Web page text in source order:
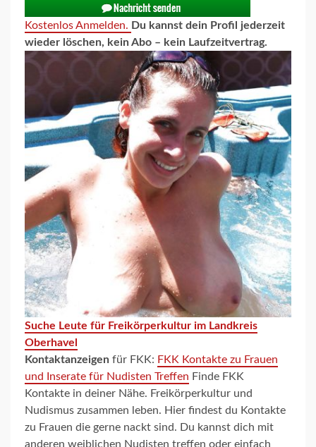
Kostenlos Anmelden. Du kannst dein Profil jederzeit
wieder löschen, kein Abo – kein Laufzeitvertrag.
Suche Leute für Freikörperkultur im Landkreis
Oberhavel
Kontaktanzeigen für FKK: FKK Kontakte zu Frauen
und Inserate für Nudisten Treffen Finde FKK
Kontakte in deiner Nähe. Freikörperkultur und
Nudismus zusammen leben. Hier findest du Kontakte
zu Frauen die gerne nackt sind. Du kannst dich mit
anderen weiblichen Nudisten treffen oder einfach